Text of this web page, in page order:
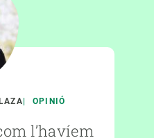
OPINIÓ
l’havíem